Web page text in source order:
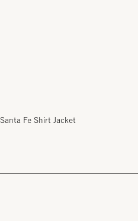
Santa Fe Shirt Jacket